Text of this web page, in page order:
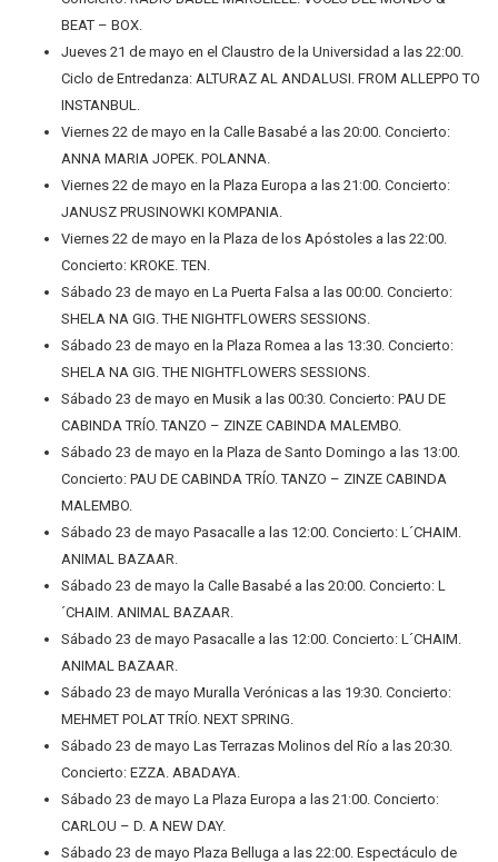
BEAT – BOX.
Jueves 21 de mayo en el Claustro de la Universidad a las 22:00.
Ciclo de Entredanza: ALTURAZ AL ANDALUSI. FROM ALLEPPO TO
INSTANBUL.
Viernes 22 de mayo en la Calle Basabé a las 20:00. Concierto:
ANNA MARIA JOPEK. POLANNA.
Viernes 22 de mayo en la Plaza Europa a las 21:00. Concierto:
JANUSZ PRUSINOWKI KOMPANIA.
Viernes 22 de mayo en la Plaza de los Apóstoles a las 22:00.
Concierto: KROKE. TEN.
Sábado 23 de mayo en La Puerta Falsa a las 00:00. Concierto:
SHELA NA GIG. THE NIGHTFLOWERS SESSIONS.
Sábado 23 de mayo en la Plaza Romea a las 13:30. Concierto:
SHELA NA GIG. THE NIGHTFLOWERS SESSIONS.
Sábado 23 de mayo en Musik a las 00:30. Concierto: PAU DE
CABINDA TRÍO. TANZO – ZINZE CABINDA MALEMBO.
Sábado 23 de mayo en la Plaza de Santo Domingo a las 13:00.
Concierto: PAU DE CABINDA TRÍO. TANZO – ZINZE CABINDA
MALEMBO.
Sábado 23 de mayo Pasacalle a las 12:00. Concierto: L´CHAIM.
ANIMAL BAZAAR.
Sábado 23 de mayo la Calle Basabé a las 20:00. Concierto: L
´CHAIM. ANIMAL BAZAAR.
Sábado 23 de mayo Pasacalle a las 12:00. Concierto: L´CHAIM.
ANIMAL BAZAAR.
Sábado 23 de mayo Muralla Verónicas a las 19:30. Concierto:
MEHMET POLAT TRÍO. NEXT SPRING.
Sábado 23 de mayo Las Terrazas Molinos del Río a las 20:30.
Concierto: EZZA. ABADAYA.
Sábado 23 de mayo La Plaza Europa a las 21:00. Concierto:
CARLOU – D. A NEW DAY.
Sábado 23 de mayo Plaza Belluga a las 22:00. Espectáculo de